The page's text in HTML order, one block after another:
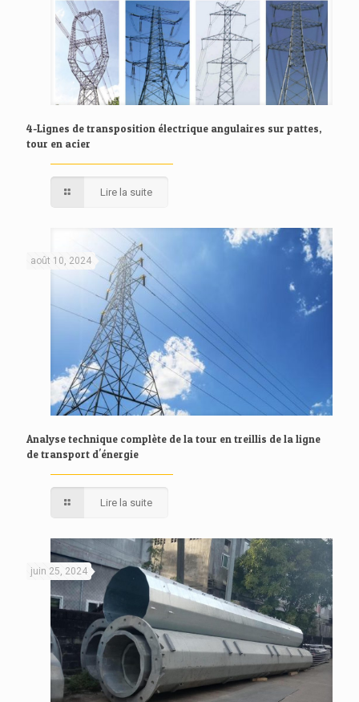
4-Lignes de transposition électrique angulaires sur pattes,
tour en acier
Lire la suite
août 10, 2024
Analyse technique complète de la tour en treillis de la ligne
de transport d'énergie
Lire la suite
juin 25, 2024